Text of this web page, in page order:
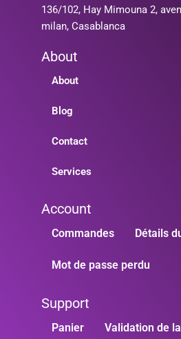
136/102, Hay Mimouna 2,
milan, Casablanca
About
About
Blog
Contact
Services
Account
Commandes Détails
Mot de passe perdu
Support
Panier Validation de